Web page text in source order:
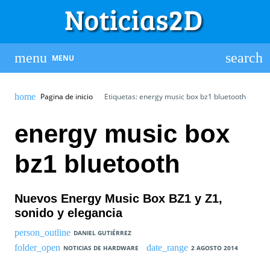
MENU
Pagina de inicio Etiquetas: energy music box bz1 bluetooth
energy music box
bz1 bluetooth
Nuevos Energy Music Box BZ1 y Z1,
sonido y elegancia
DANIEL GUTIÉRREZ
NOTICIAS DE HARDWARE
2 AGOSTO 2014